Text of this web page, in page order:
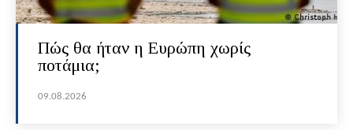
Πώς θα ήταν η Ευρώπη χωρίς
ποτάμια;
09.08.2026